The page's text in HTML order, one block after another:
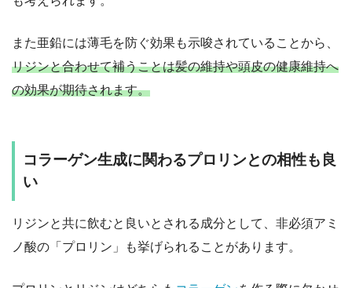
また亜鉛には薄毛を防ぐ効果も示唆されていることから、
リジンと合わせて補うことは髪の維持や頭皮の健康維持へ
の効果が期待されます。
コラーゲン生成に関わるプロリンとの相性も良
い
リジンと共に飲むと良いとされる成分として、非必須アミ
ノ酸の「プロリン」も挙げられることがあります。